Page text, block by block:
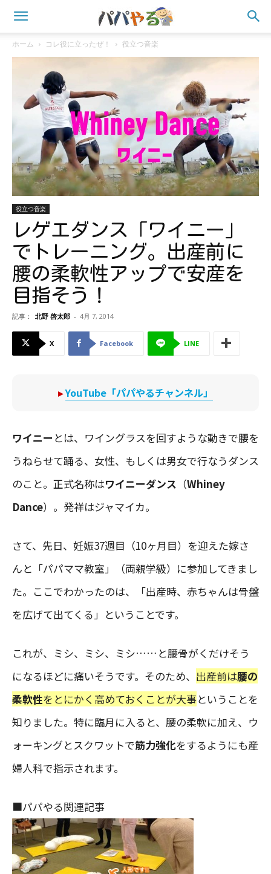
ホーム コレ役に立ったぜ！ 役立つ音楽
役立つ音楽
レゲエダンス「ワイニー」
でトレーニング。出産前に
腰の柔軟性アップで安産を
目指そう！
記事： 北野 啓太郎 - 4月 7, 2014
X Facebook LINE
▸YouTube「パパやるチャンネル」
ワイニー とは、ワイングラスを回すような動きで腰を
うねらせて踊る、女性、もしくは男女で行なうダンス
のこと。正式名称はワイニーダンス （Whiney
Dance）。発祥はジャマイカ。
さて、先日、妊娠37週目（10ヶ月目）を迎えた嫁さ
んと「パパママ教室」（両親学級）に参加してきまし
た。ここでわかったのは、「出産時、赤ちゃんは骨盤
を広げて出てくる」ということです。
これが、ミシ、ミシ、ミシ……と腰骨がくだけそう
になるほどに痛いそうです。そのため、 出産前は腰の
柔軟性をとにかく高めておくことが大事ということを
知りました。特に臨月に入ると、腰の柔軟に加え、ウ
ォーキングとスクワットで筋力強化をするようにも産
婦人科で指示されます。
■パパやる関連記事